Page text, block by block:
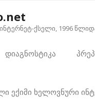
ქსელი, 1996
დიაგნოსტიკა
ექიმი ხელოვნური